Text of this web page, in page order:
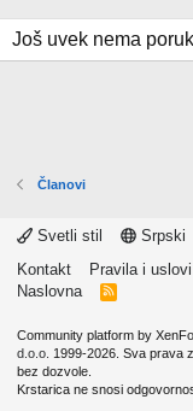
Još uvek nema
Članovi
Svetli stil
Srpski
Kontakt
Pravila i
Naslovna
R
Community platform by
d.o.o. 1999-2026. Sva prava
bez dozvole.
Krstarica ne snosi